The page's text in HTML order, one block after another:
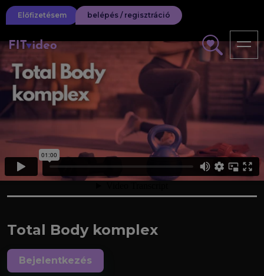
Előfizetésem belépés / regisztráció
Total Body komplex
Bejelentkezés